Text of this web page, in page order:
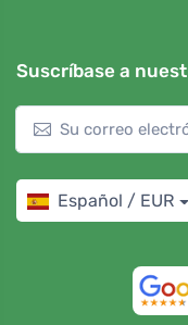
Suscríbase a
Español / EUR